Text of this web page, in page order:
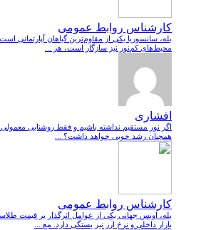
کارشناس روابط عمومی
بله، سانسوریا یکی از مقاوم‌ترین گیاهان آپارتمانی
محیط‌های کم‌نور نیز سازگار است، هر ...
افشاری
اگر نور مستقیم نداشته باشیم و فقط روشنایی
همچنان رشد خوبی خواهد داشت؟ ...
کارشناس روابط عمومی
بله، اونس جهانی یکی از عوامل اثرگذار بر قیمت
بازار داخلی و نرخ ارز نیز بستگی دارد. مع ...